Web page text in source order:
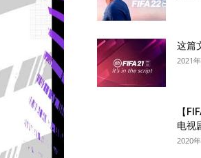
这篇
2021
【
电视
2020